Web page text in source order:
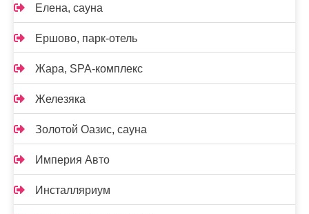
Елена, сауна
Ершово, парк-отель
Жара, SPA-комплекс
Железяка
Золотой Оазис, сауна
Империя Авто
Инсталляриум